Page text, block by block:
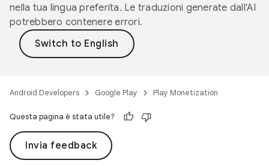
nella tua lingua preferita. Le traduzioni generate dall'AI
potrebbero contenere errori.
Android Developers Google Play Play Monetization
Questa pagina è stata utile?
Invia feedback